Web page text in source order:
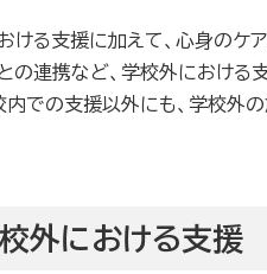
ける支援に加えて、心身のケ
の連携など、学校外における
内での支援以外にも、学校外
外における支援